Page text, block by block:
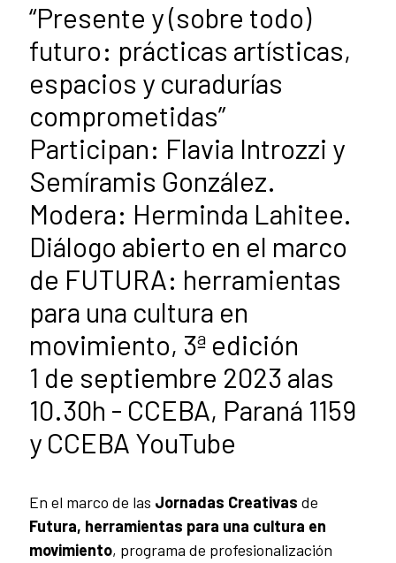
“Presente y (sobre todo)
futuro: prácticas artísticas,
espacios y curadurías
comprometidas”
Participan: Flavia Introzzi y
Semíramis González.
Modera: Herminda Lahitee.
Diálogo abierto en el marco
de FUTURA: herramientas
para una cultura en
movimiento, 3ª edición
1 de septiembre 2023 alas
10.30h - CCEBA, Paraná 1159
y CCEBA YouTube
En el marco de las Jornadas Creativas de
Futura, herramientas para una cultura en
movimiento, programa de profesionalización